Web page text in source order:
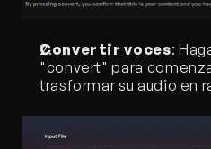
Convertir voces:
"convert" para
trasformar su audio en